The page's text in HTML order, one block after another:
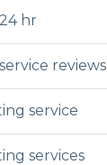
hr
reviews
service
services